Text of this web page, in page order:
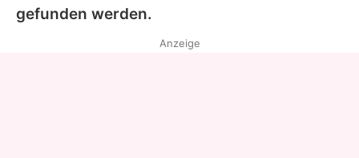
Utiq verwalten
gefunden werden.
Anzeige